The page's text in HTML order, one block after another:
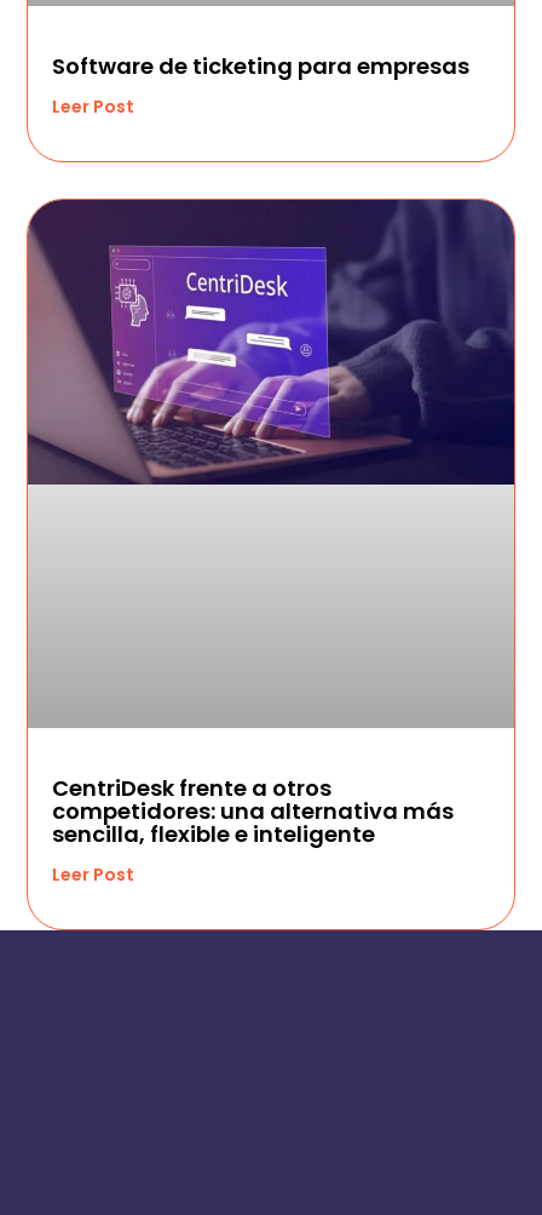
Software de ticketing para empresas
Leer Post
CentriDesk frente a otros
competidores: una alternativa más
sencilla, flexible e inteligente
Leer Post